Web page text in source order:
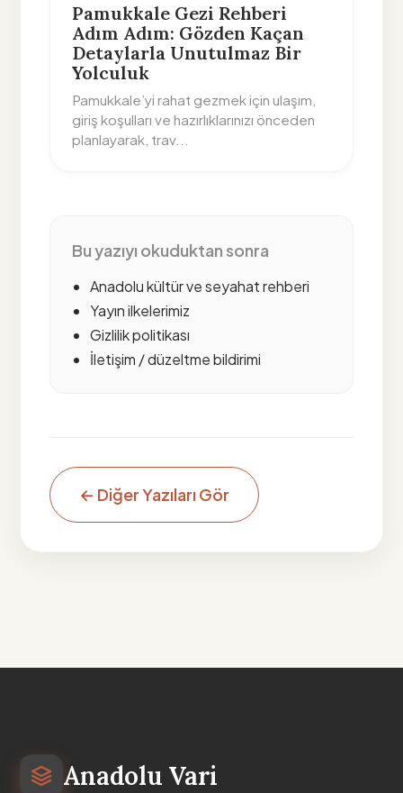
Pamukkale Gezi Rehberi
Adım Adım: Gözden Kaçan
Detaylarla Unutulmaz Bir
Yolculuk
Pamukkale’yi rahat gezmek için ulaşım,
giriş koşulları ve hazırlıklarınızı önceden
planlayarak, trav...
Bu yazıyı okuduktan sonra
Anadolu kültür ve seyahat rehberi
Yayın ilkelerimiz
Gizlilik politikası
İletişim / düzeltme bildirimi
← Diğer Yazıları Gör
Anadolu Vari